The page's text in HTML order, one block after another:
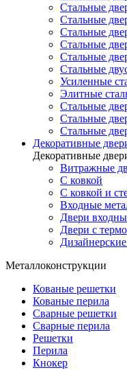
Стальные
Стальные
Стальные
Стальные
Стальные
Стальные
Усиленные
Элитные
Стальные
Стальные
Стальные
Декоративные
Декоративные
Витражные
С ковкой
С ковкой и
Входные
Двери
Двери с
Металлоконструкции
Кованые решетки
Кованые перила
Сварные решетки
Сварные перила
Решетки
Перила
Кнокер